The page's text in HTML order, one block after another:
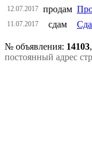
12.07.2017 продам
11.07.2017 сдам
№ объявления: 14103
постоянный адрес